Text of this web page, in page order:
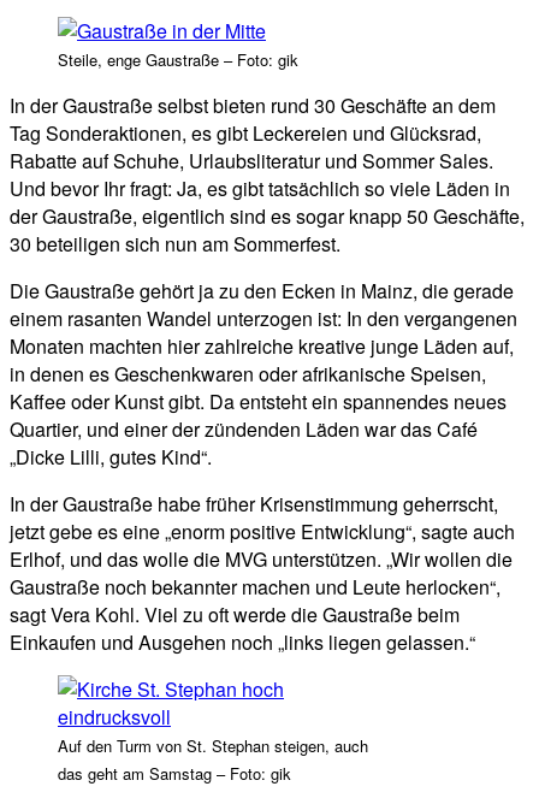
Steile, enge Gaustraße – Foto: gik
In der Gaustraße selbst bieten rund 30 Geschäfte an dem
Tag Sonderaktionen, es gibt Leckereien und Glücksrad,
Rabatte auf Schuhe, Urlaubsliteratur und Sommer Sales.
Und bevor Ihr fragt: Ja, es gibt tatsächlich so viele Läden in
der Gaustraße, eigentlich sind es sogar knapp 50 Geschäfte,
30 beteiligen sich nun am Sommerfest.
Die Gaustraße gehört ja zu den Ecken in Mainz, die gerade
einem rasanten Wandel unterzogen ist: In den vergangenen
Monaten machten hier zahlreiche kreative junge Läden auf,
in denen es Geschenkwaren oder afrikanische Speisen,
Kaffee oder Kunst gibt. Da entsteht ein spannendes neues
Quartier, und einer der zündenden Läden war das Café
„Dicke Lilli, gutes Kind“.
In der Gaustraße habe früher Krisenstimmung geherrscht,
jetzt gebe es eine „enorm positive Entwicklung“, sagte auch
Erlhof, und das wolle die MVG unterstützen. „Wir wollen die
Gaustraße noch bekannter machen und Leute herlocken“,
sagt Vera Kohl. Viel zu oft werde die Gaustraße beim
Einkaufen und Ausgehen noch „links liegen gelassen.“
Auf den Turm von St. Stephan steigen, auch
das geht am Samstag – Foto: gik